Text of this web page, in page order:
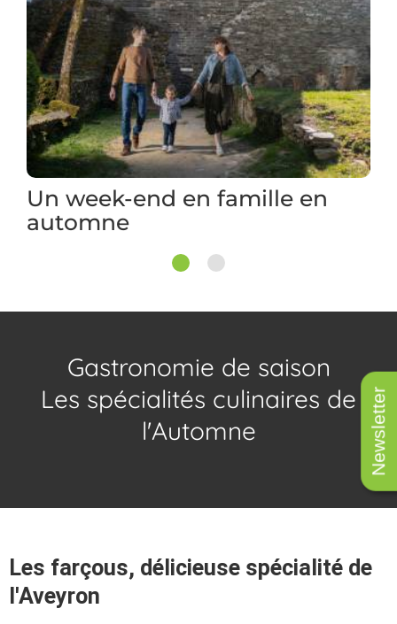
Newsletter
Un week-end en famille en
automne
Gastronomie de saison
Les spécialités culinaires de
l'Automne
Les farçous, délicieuse spécialité de
l'Aveyron